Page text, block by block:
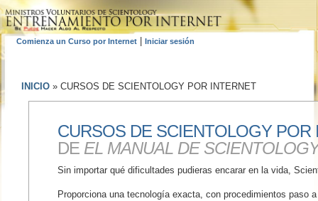
Comienza un Curso por Internet Iniciar sesión
INICIO » CURSOS DE SCIENTOLOGY POR INTERNET
CURSOS DE SCIENTOLOGY
DE EL MANUAL DE
Sin importar qué dificultades pudieras encarar en la vida,
Proporciona una tecnología exacta, con procedimientos paso